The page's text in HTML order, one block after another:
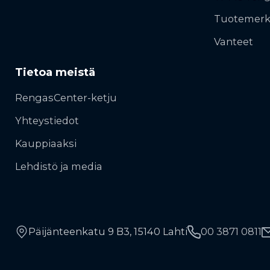
Vanteet
Tietoa meistä
RengasCenter-ketju
Yhteystiedot
Kauppiaaksi
Lehdistö ja media
Päijänteenkatu 9 B3, 15140 Lahti 00 3871 0811